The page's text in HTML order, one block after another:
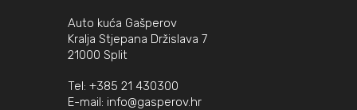
Auto kuća Gašperov
Kralja Stjepana Držislava 7
21000 Split
Tel: +385 21 430300
E-mail: info@gasperov.hr